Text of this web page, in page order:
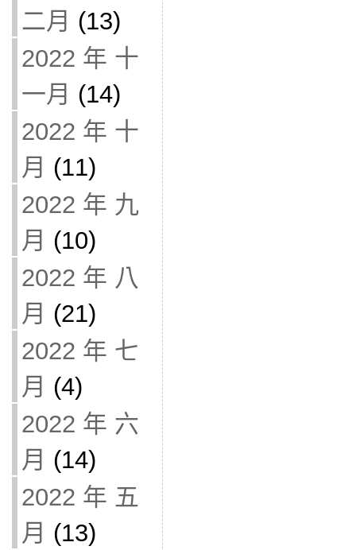
二月 (13)
2022 年 十
一月 (14)
2022 年 十
月 (11)
2022 年 九
月 (10)
2022 年 八
月 (21)
2022 年 七
月 (4)
2022 年 六
月 (14)
2022 年 五
月 (13)